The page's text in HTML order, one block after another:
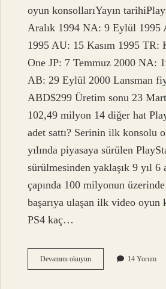
oyun konsollarıYayın
Aralık 1994 NA: 9 Eylül 1995
1995 AU: 15 Kasım 1995 TR:
One JP: 7 Temmuz 2000 NA:
AB: 29 Eylül 2000 Lansman
ABD$299 Üretim sonu 23
102,49 milyon 14 diğer hat
adet sattı? Serinin ilk konsolu
yılında piyasaya sürülen
sürülmesinden yaklaşık 9 yıl 6
çapında 100 milyonun
başarıya ulaşan ilk video oyun
PS4 kaç…
Devamını okuyunIlk
Playstation
14 Yorum